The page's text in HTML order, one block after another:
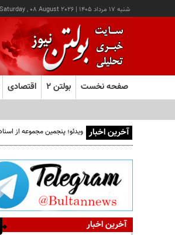
شنبه ۱۷ مرداد ۱۴۰۵ |
Saturday , 08 August 2026
صفحه نخست بولتن ۲ اقتصادی
آخرین اخبار ویدئو؛ پنجمین مجموعه از
آخرین اخبار